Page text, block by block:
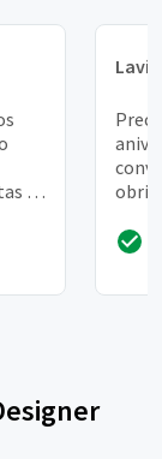
se